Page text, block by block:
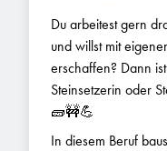
Du arbeitest gern
und willst mit
erschaffen? Dann
Steinsetzerin oder
🧱🚧💪
In diesem Beruf